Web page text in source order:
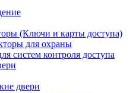
(Ключи и карты доступа)
для охраны
систем контроля доступа
двери